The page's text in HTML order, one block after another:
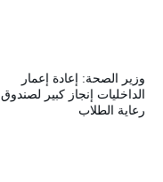
وزير الصحة: إعادة إعمار
الداخليات إنجاز كبير لصندوق
رعاية الطلاب